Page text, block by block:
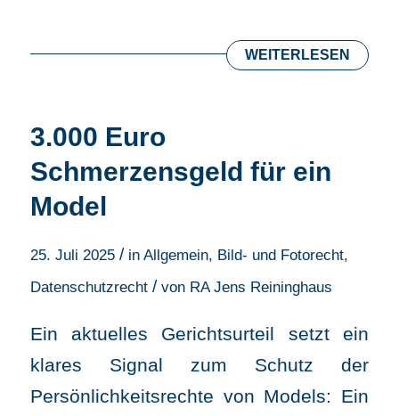
WEITERLESEN
3.000 Euro
Schmerzensgeld für ein
Model
25. Juli 2025 / in Allgemein, Bild- und Fotorecht,
Datenschutzrecht / von RA Jens Reininghaus
Ein aktuelles Gerichtsurteil setzt ein
klares Signal zum Schutz der
Persönlichkeitsrechte von Models: Ein